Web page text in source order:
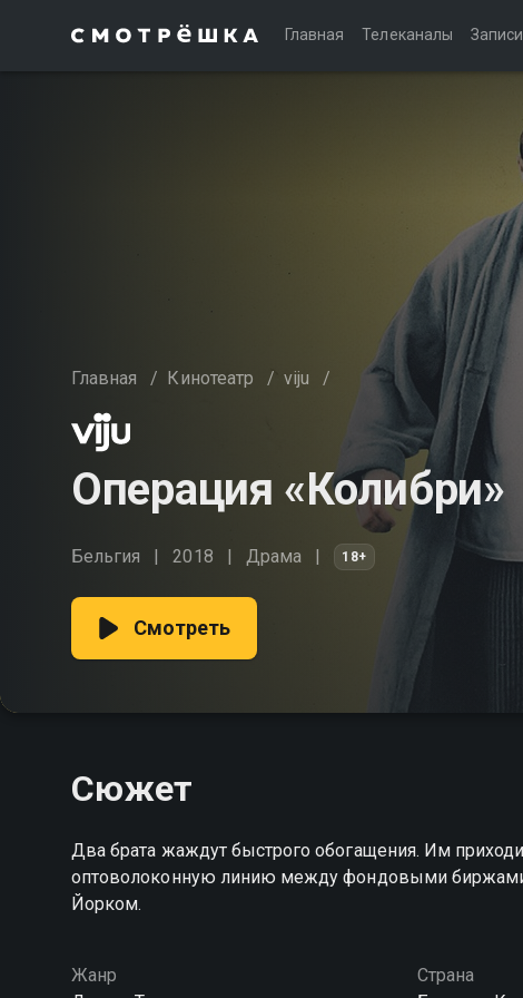
Главная Телеканалы
Главная / Кинотеатр / viju /
Операция «Колибри»
Бельгия 2018 Драма 18+
Смотреть
Сюжет
Два брата жаждут быстрого обогащения. Им
оптоволоконную линию между фондовыми
Йорком.
Жанр
Страна